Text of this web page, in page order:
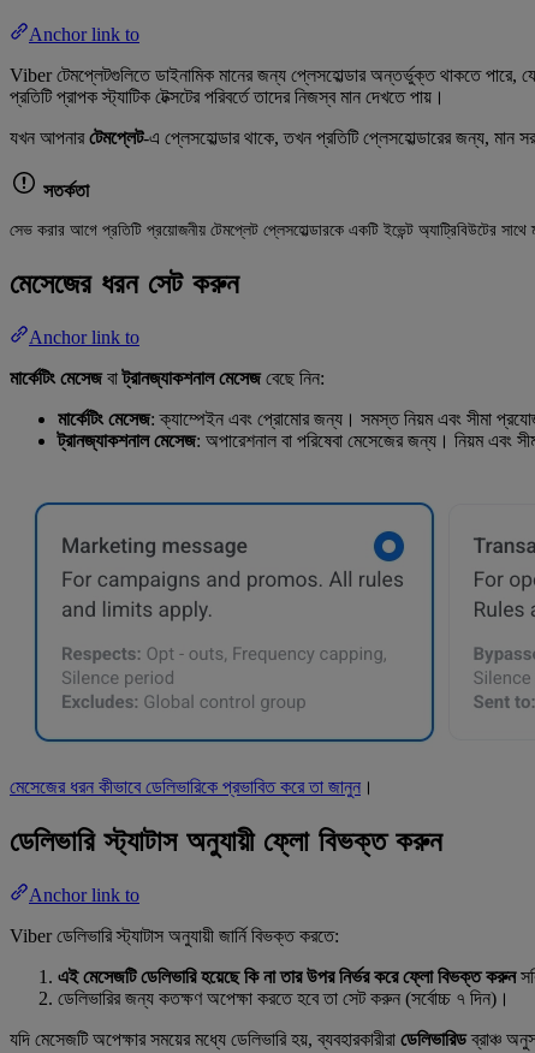
Anchor link to
Viber টেমপ্লেটগুলিতে ডাইনামিক মানের জন্য প্লেসহোল্ডার অন্তর্ভুক্ত থাকতে পারে,
প্রতিটি প্রাপক স্ট্যাটিক টেক্সটের পরিবর্তে তাদের নিজস্ব মান দেখতে পায়।
যখন আপনারটেমপ্লেট-এ প্লেসহোল্ডার থাকে, তখন প্রতিটি প্লেসহোল্ডারের জন্য, মান
সতর্কতা
সেভ করার আগে প্রতিটি প্রয়োজনীয় টেমপ্লেট প্লেসহোল্ডারকে একটি ইভেন্ট অ্যাট্রিবিউটের
মেসেজের ধরন সেট করুন
Anchor link to
মার্কেটিং মেসেজবাট্রানজ্যাকশনাল মেসেজবেছে নিন:
মার্কেটিং মেসেজ: ক্যাম্পেইন এবং প্রোমোর জন্য। সমস্ত নিয়ম এবং সীমা
ট্রানজ্যাকশনাল মেসেজ: অপারেশনাল বা পরিষেবা মেসেজের জন্য। নিয়ম এবং
মেসেজের ধরন কীভাবে ডেলিভারিকে প্রভাবিত করে তা জানুন ।
ডেলিভারি স্ট্যাটাস অনুযায়ী ফ্লো বিভক্ত করুন
Anchor link to
Viber ডেলিভারি স্ট্যাটাস অনুযায়ী জার্নি বিভক্ত করতে:
এই মেসেজটি ডেলিভারি হয়েছে কি না তার উপর নির্ভর করে ফ্লো বিভক্ত করুন
ডেলিভারির জন্য কতক্ষণ অপেক্ষা করতে হবে তা সেট করুন (সর্বোচ্চ ৭ দিন)।
যদি মেসেজটি অপেক্ষার সময়ের মধ্যে ডেলিভারি হয়, ব্যবহারকারীরা ডেলিভারিডব্রাঞ্চ